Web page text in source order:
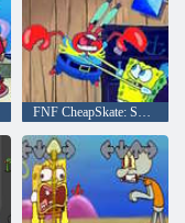
FNF CheapSkate: SpongeBob gegen Mr. Krabs